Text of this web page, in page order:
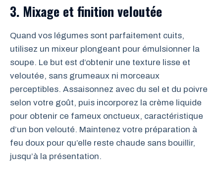
3. Mixage et finition veloutée
Quand vos légumes sont parfaitement cuits,
utilisez un mixeur plongeant pour émulsionner la
soupe. Le but est d’obtenir une texture lisse et
veloutée, sans grumeaux ni morceaux
perceptibles. Assaisonnez avec du sel et du poivre
selon votre goût, puis incorporez la crème liquide
pour obtenir ce fameux onctueux, caractéristique
d’un bon velouté. Maintenez votre préparation à
feu doux pour qu’elle reste chaude sans bouillir,
jusqu’à la présentation.